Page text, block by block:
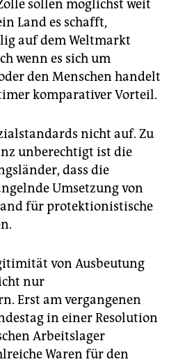
sollen möglichst weit
Land es schafft,
auf dem Weltmarkt
wenn es sich um
den Menschen handelt
komparativer Vorteil.
nicht auf. Zu
unberechtigt ist die
dass die
Umsetzung von
für protektionistische
von Ausbeutung
nur
Erst am vergangenen
in einer Resolution
Arbeitslager
Waren für den